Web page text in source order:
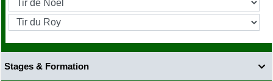

Stages & Formation